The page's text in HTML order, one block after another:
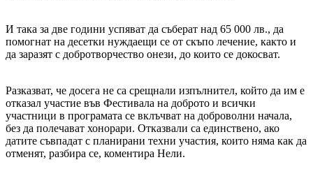
И така за две години успяват да съберат над 65 000 лв., да
помогнат на десетки нуждаещи се от скъпо лечение, както и
да заразят с добротворчество онези, до които се докосват.
Разказват, че досега не са срещнали изпълнител, който да им е
отказал участие във Фестивала на доброто и всички
участници в програмата се вклъчват на доброволни начала,
без да полечават хонорари. Отказвали са единствено, ако
датите съвпадат с планирани техни участия, които няма как да
отменят, разбира се, коментира Нели.